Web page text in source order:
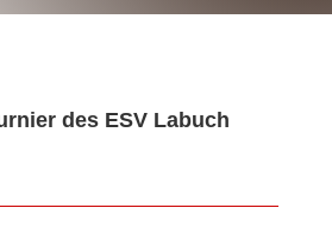
des ESV Labuch